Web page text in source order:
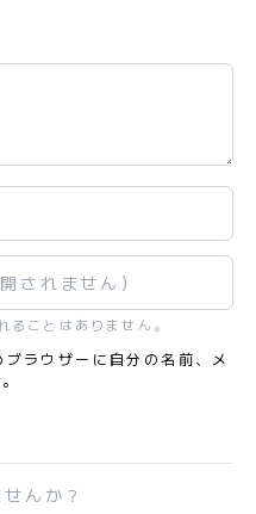
ることはありません。
ラウザーに自分の名前、メ
んか？